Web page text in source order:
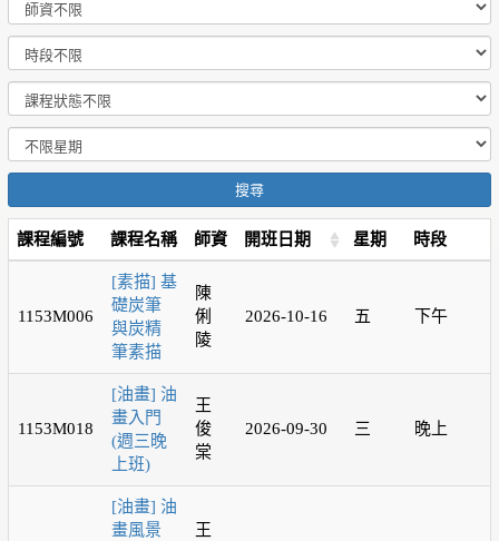
搜尋
課程編號 課程名稱 師資 開班日期 星期 時段
1153M006
[素描] 基
礎炭筆
與炭精
筆素描
陳
俐
陵
2026-10-16 五 下午
1153M018
[油畫] 油
畫入門
(週三晚
上班)
王
俊
棠
2026-09-30 三 晚上
[油畫] 油
畫風景
王